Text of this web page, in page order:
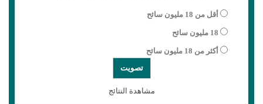
أقل من 18 مليون سائح
18 مليون سائح
أكثر من 18 مليون سائح
مشاهدة النتائج